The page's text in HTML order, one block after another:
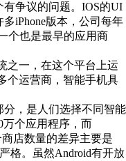
争议的问题。IOS的UI
iPhone版本，公司每年
个也是最早的应用商
之一，在这个平台上运
个运营商，智能手机具
，是人们选择不同智能
万个应用程序，而
店数量的差异主要是
格。虽然Android有开放